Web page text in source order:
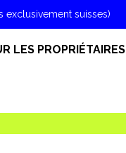
exclusivement suisses)
LES PROPRIÉTAIRES